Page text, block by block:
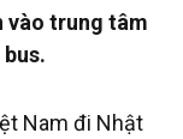
vào trung tâm
Nam đi Nhật